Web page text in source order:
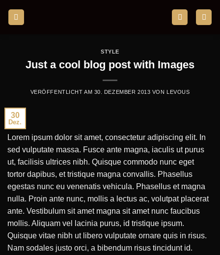
Inhalt
STYLE
Just a cool blog post with Images
VERÖFFENTLICHT AM 30. DEZEMBER 2013 VON LEVOUS
30
Dez.
Lorem ipsum dolor sit amet, consectetur adipiscing elit. In
sed vulputate massa. Fusce ante magna, iaculis ut purus
ut, facilisis ultrices nibh. Quisque commodo nunc eget
tortor dapibus, et tristique magna convallis. Phasellus
egestas nunc eu venenatis vehicula. Phasellus et magna
nulla. Proin ante nunc, mollis a lectus ac, volutpat placerat
ante. Vestibulum sit amet magna sit amet nunc faucibus
mollis. Aliquam vel lacinia purus, id tristique ipsum.
Quisque vitae nibh ut libero vulputate ornare quis in risus.
Nam sodales justo orci, a bibendum risus tincidunt id.